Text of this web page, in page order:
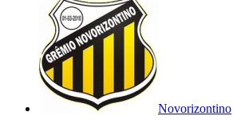
Novorizontino